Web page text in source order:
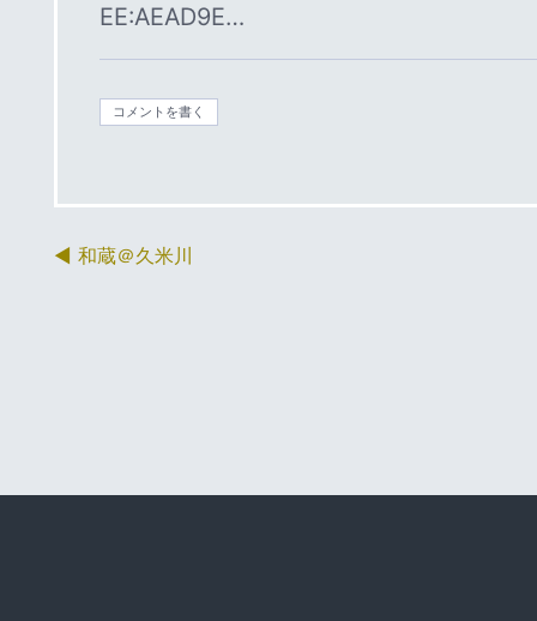
EE:AEAD9E…
コメントを書く
和蔵＠久米川